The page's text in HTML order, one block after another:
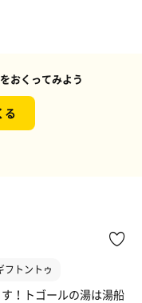
おくってみよう
る
トントゥ
！トゴールの湯は湯船